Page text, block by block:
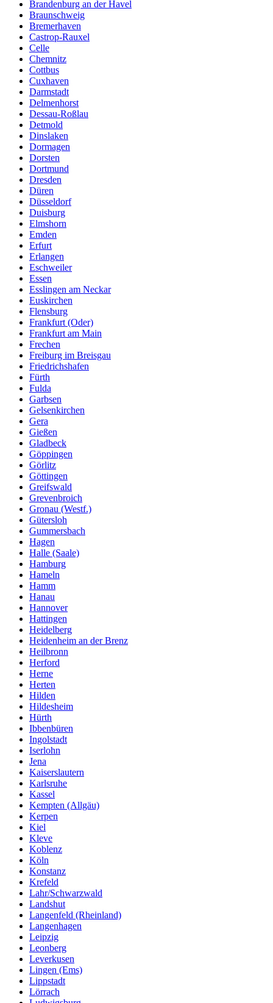
Brandenburg an der Havel
Braunschweig
Bremerhaven
Castrop-Rauxel
Celle
Chemnitz
Cottbus
Cuxhaven
Darmstadt
Delmenhorst
Dessau-Roßlau
Detmold
Dinslaken
Dormagen
Dorsten
Dortmund
Dresden
Düren
Düsseldorf
Duisburg
Elmshorn
Emden
Erfurt
Erlangen
Eschweiler
Essen
Esslingen am Neckar
Euskirchen
Flensburg
Frankfurt (Oder)
Frankfurt am Main
Frechen
Freiburg im Breisgau
Friedrichshafen
Fürth
Fulda
Garbsen
Gelsenkirchen
Gera
Gießen
Gladbeck
Göppingen
Görlitz
Göttingen
Greifswald
Grevenbroich
Gronau (Westf.)
Gütersloh
Gummersbach
Hagen
Halle (Saale)
Hamburg
Hameln
Hamm
Hanau
Hannover
Hattingen
Heidelberg
Heidenheim an der Brenz
Heilbronn
Herford
Herne
Herten
Hilden
Hildesheim
Hürth
Ibbenbüren
Ingolstadt
Iserlohn
Jena
Kaiserslautern
Karlsruhe
Kassel
Kempten (Allgäu)
Kerpen
Kiel
Kleve
Koblenz
Köln
Konstanz
Krefeld
Lahr/Schwarzwald
Landshut
Langenfeld (Rheinland)
Langenhagen
Leipzig
Leonberg
Leverkusen
Lingen (Ems)
Lippstadt
Lörrach